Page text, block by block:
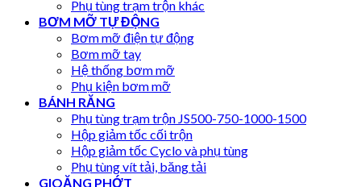
Phụ tùng trạm trộn khác
BƠM MỠ TỰ ĐỘNG
Bơm mỡ điện tự động
Bơm mỡ tay
Hệ thống bơm mỡ
Phụ kiện bơm mỡ
BÁNH RĂNG
Phụ tùng trạm trộn JS500-750-1000-1500
Hộp giảm tốc cối trộn
Hộp giảm tốc Cyclo và phụ tùng
Phụ tùng vít tải, băng tải
GIOĂNG PHỚT